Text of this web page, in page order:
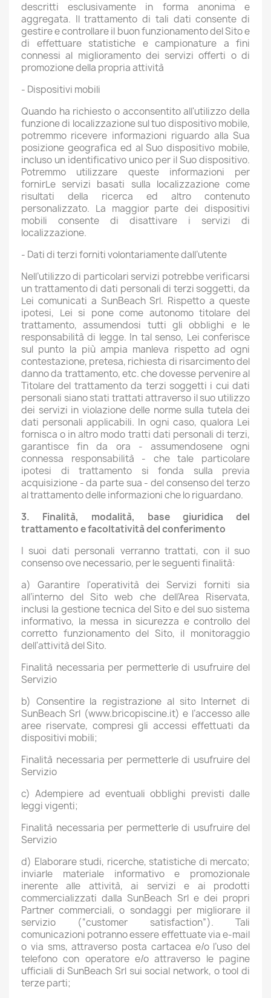
descritti esclusivamente in forma anonima e
aggregata. Il trattamento di tali dati consente di
gestire e controllare il buon funzionamento del Sito e
di effettuare statistiche e campionature a fini
connessi al miglioramento dei servizi offerti o di
promozione della propria attività
- Dispositivi mobili
Quando ha richiesto o acconsentito all'utilizzo della
funzione di localizzazione sul tuo dispositivo mobile,
potremmo ricevere informazioni riguardo alla Sua
posizione geografica ed al Suo dispositivo mobile,
incluso un identificativo unico per il Suo dispositivo.
Potremmo utilizzare queste informazioni per
fornirLe servizi basati sulla localizzazione come
risultati della ricerca ed altro contenuto
personalizzato. La maggior parte dei dispositivi
mobili consente di disattivare i servizi di
localizzazione.
- Dati di terzi forniti volontariamente dall’utente
Nell’utilizzo di particolari servizi potrebbe verificarsi
un trattamento di dati personali di terzi soggetti, da
Lei comunicati a SunBeach Srl. Rispetto a queste
ipotesi, Lei si pone come autonomo titolare del
trattamento, assumendosi tutti gli obblighi e le
responsabilità di legge. In tal senso, Lei conferisce
sul punto la più ampia manleva rispetto ad ogni
contestazione, pretesa, richiesta di risarcimento del
danno da trattamento, etc. che dovesse pervenire al
Titolare del trattamento da terzi soggetti i cui dati
personali siano stati trattati attraverso il suo utilizzo
dei servizi in violazione delle norme sulla tutela dei
dati personali applicabili. In ogni caso, qualora Lei
fornisca o in altro modo tratti dati personali di terzi,
garantisce fin da ora - assumendosene ogni
connessa responsabilità - che tale particolare
ipotesi di trattamento si fonda sulla previa
acquisizione - da parte sua - del consenso del terzo
al trattamento delle informazioni che lo riguardano.
3. Finalità, modalità, base giuridica del
trattamento e facoltatività del conferimento
I suoi dati personali verranno trattati, con il suo
consenso ove necessario, per le seguenti finalità:
a) Garantire l'operatività dei Servizi forniti sia
all’interno del Sito web che dell’Area Riservata,
inclusi la gestione tecnica del Sito e del suo sistema
informativo, la messa in sicurezza e controllo del
corretto funzionamento del Sito, il monitoraggio
dell'attività del Sito.
Finalità necessaria per permetterle di usufruire del
Servizio
b) Consentire la registrazione al sito Internet di
SunBeach Srl (www.bricopiscine.it) e l’accesso alle
aree riservate, compresi gli accessi effettuati da
dispositivi mobili;
Finalità necessaria per permetterle di usufruire del
Servizio
c) Adempiere ad eventuali obblighi previsti dalle
leggi vigenti;
Finalità necessaria per permetterle di usufruire del
Servizio
d) Elaborare studi, ricerche, statistiche di mercato;
inviarle materiale informativo e promozionale
inerente alle attività, ai servizi e ai prodotti
commercializzati dalla SunBeach Srl e dei propri
Partner commerciali, o sondaggi per migliorare il
servizio (“customer satisfaction”). Tali
comunicazioni potranno essere effettuate via e-mail
o via sms, attraverso posta cartacea e/o l’uso del
telefono con operatore e/o attraverso le pagine
ufficiali di SunBeach Srl sui social network, o tool di
terze parti;